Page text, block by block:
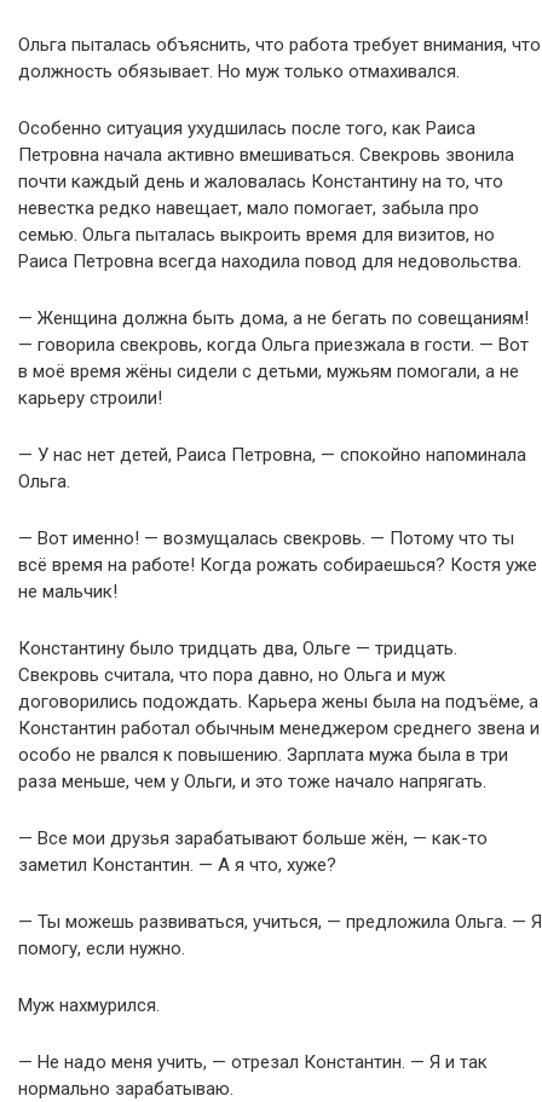
Ольга пыталась объяснить, что работа требует внимания, что
должность обязывает. Но муж только отмахивался.
Особенно ситуация ухудшилась после того, как Раиса
Петровна начала активно вмешиваться. Свекровь звонила
почти каждый день и жаловалась Константину на то, что
невестка редко навещает, мало помогает, забыла про
семью. Ольга пыталась выкроить время для визитов, но
Раиса Петровна всегда находила повод для недовольства.
— Женщина должна быть дома, а не бегать по совещаниям!
— говорила свекровь, когда Ольга приезжала в гости. — Вот
в моё время жёны сидели с детьми, мужьям помогали, а не
карьеру строили!
— У нас нет детей, Раиса Петровна, — спокойно напоминала
Ольга.
— Вот именно! — возмущалась свекровь. — Потому что ты
всё время на работе! Когда рожать собираешься? Костя уже
не мальчик!
Константину было тридцать два, Ольге — тридцать.
Свекровь считала, что пора давно, но Ольга и муж
договорились подождать. Карьера жены была на подъёме, а
Константин работал обычным менеджером среднего звена и
особо не рвался к повышению. Зарплата мужа была в три
раза меньше, чем у Ольги, и это тоже начало напрягать.
— Все мои друзья зарабатывают больше жён, — как-то
заметил Константин. — А я что, хуже?
— Ты можешь развиваться, учиться, — предложила Ольга. — Я
помогу, если нужно.
Муж нахмурился.
— Не надо меня учить, — отрезал Константин. — Я и так
нормально зарабатываю.